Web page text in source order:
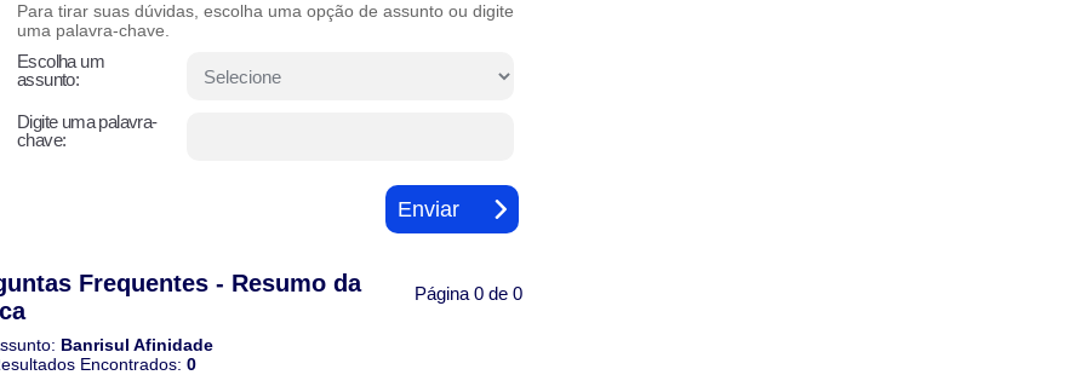
Para tirar suas dúvidas, escolha uma opção de assunto ou digite
uma palavra-chave.
Escolha um
assunto:
Digite uma palavra-
chave:
Frequentes - Resumo da
Página 0 de 0
Banrisul Afinidade
Encontrados: 0